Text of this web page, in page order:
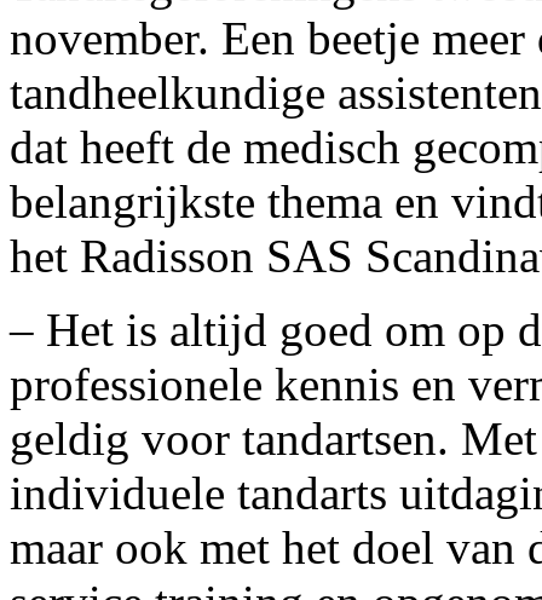
november. Een beetje
tandheelkundige
dat heeft de medisch
belangrijkste thema en
het Radisson SAS
– Het is altijd goed om op
professionele kennis en
geldig voor tandartsen.
individuele tandarts
maar ook met het doel van